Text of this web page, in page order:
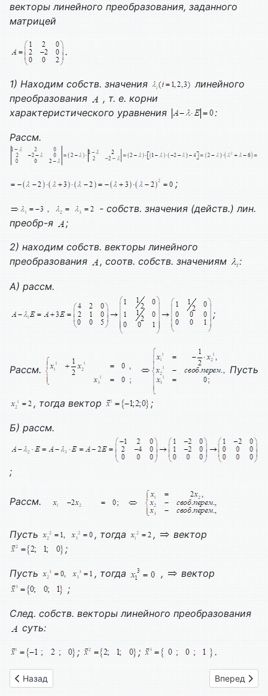
векторы линейного преобразования, заданного
матрицей
.
1) Находим собств. значения
линейного
преобразования
, т. е. корни
характеристического уравнения
:
Рассм.
;
- собств. значения (действ.) лин.
преобр-я
;
2) находим собств. векторы линейного
преобразования
, соотв. собств. значениям :
А) рассм.
;
Рассм. Пусть
, тогда вектор ;
Б) рассм.
;
Рассм.
Пусть , тогда ,
вектор
;
Пусть , тогда ,
вектор
;
След. собств. векторы линейного преобразования
суть:
;
; .
Предыдущий: Вариант № 07
Назад Вперед